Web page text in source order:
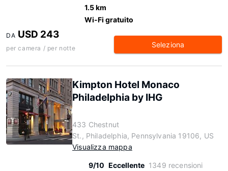
1.5 km
Wi-Fi gratuito
DA USD 243
per camera / per notte Seleziona
Kimpton Hotel Monaco
Philadelphia by IHG
433 Chestnut
St., Philadelphia, Pennsylvania 19106, US
Visualizza mappa
9/10 Eccellente 1349 recensioni